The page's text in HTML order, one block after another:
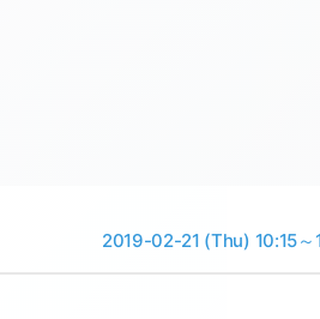
2019-02-21 (Thu) 10:15～